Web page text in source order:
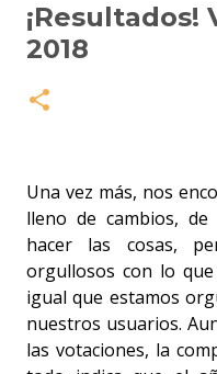
¡Resultados!
2018
Una vez más, nos
lleno de cambios,
hacer las cosas,
orgullosos con lo
igual que estamos
nuestros usuarios.
las votaciones, la